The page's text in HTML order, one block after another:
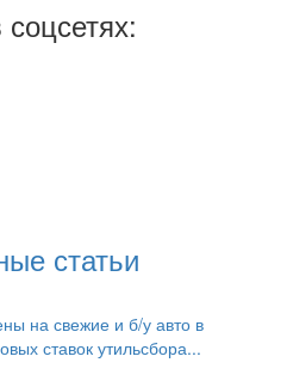
статьи
на свежие и б/у авто в
ставок утильсбора...